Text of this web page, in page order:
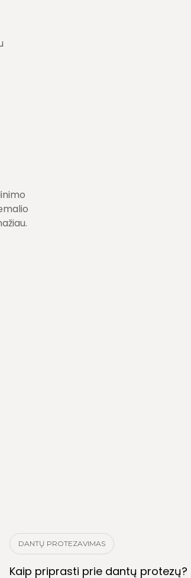
DANTŲ PROTEZAVIMAS
Kaip priprasti prie dantų protezų?